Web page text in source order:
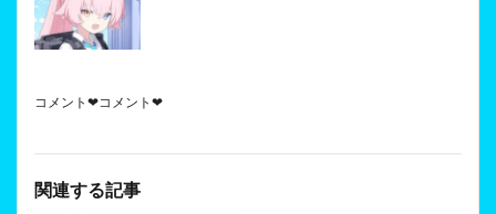
コメント❤コメント❤
関連する記事